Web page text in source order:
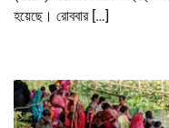
হয়েছে। রোববার […]